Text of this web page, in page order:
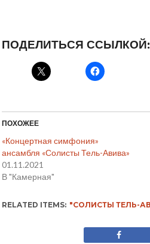
ПОДЕЛИТЬСЯ ССЫЛКОЙ:
ПОХОЖЕЕ
«Концертная симфония»
ансамбля «Солисты Тель-Авива»
01.11.2021
В "Камерная"
RELATED ITEMS: "СОЛИСТЫ ТЕЛЬ-